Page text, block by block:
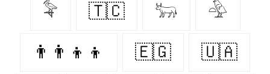
𓅝 🇹🇨 𓃒 𓅲
👨‍👨‍👦‍👦 🇪🇬 🇺🇦